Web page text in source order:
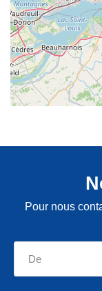
Pour nous